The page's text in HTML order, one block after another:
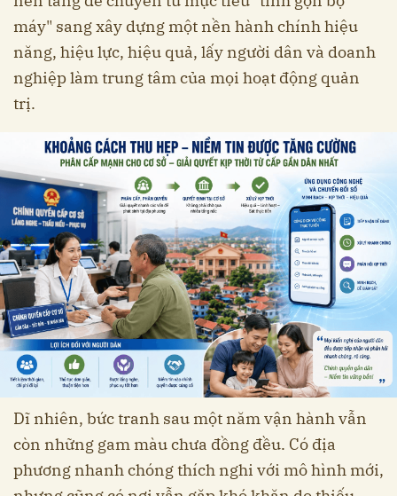
máy" sang xây dựng một nền hành chính hiệu
năng, hiệu lực, hiệu quả, lấy người dân và doanh
nghiệp làm trung tâm của mọi hoạt động quản
trị.
Dĩ nhiên, bức tranh sau một năm vận hành vẫn
còn những gam màu chưa đồng đều. Có địa
phương nhanh chóng thích nghi với mô hình mới,